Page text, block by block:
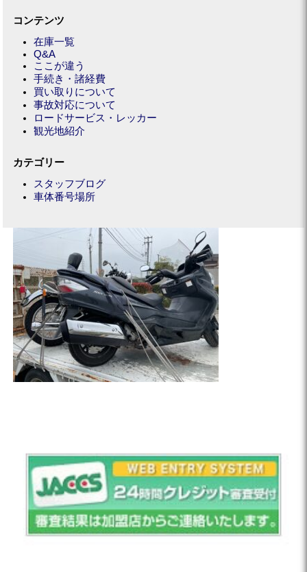
コンテンツ
在庫一覧
Q&A
ここが違う
手続き・諸経費
買い取りについて
事故対応について
ロードサービス・レッカー
観光地紹介
カテゴリー
スタッフブログ
車体番号場所